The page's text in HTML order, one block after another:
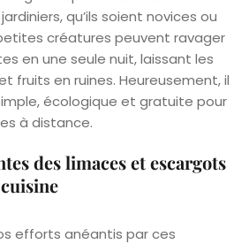
qu’ils soient novices ou
créatures peuvent ravager
en une seule nuit, laissant les
fruits en ruines. Heureusement, il
écologique et gratuite pour
à distance.
des limaces et escargots
efforts anéantis par ces